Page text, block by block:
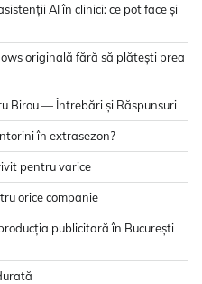
AI în clinici: ce pot face și
originală fără să plătești prea
Birou — Întrebări și Răspunsuri
în extrasezon?
pentru varice
orice companie
publicitară în București